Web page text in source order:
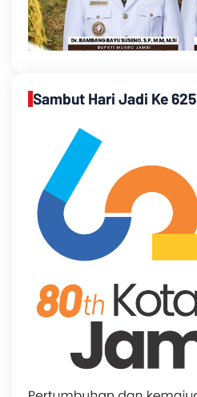
Sambut Hari Jadi Ke 625